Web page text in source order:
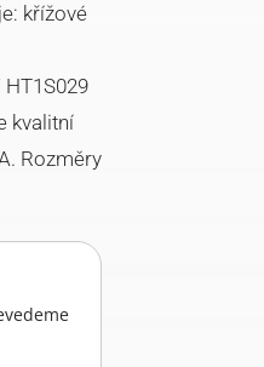
křížové
kvalitní
Rozměry